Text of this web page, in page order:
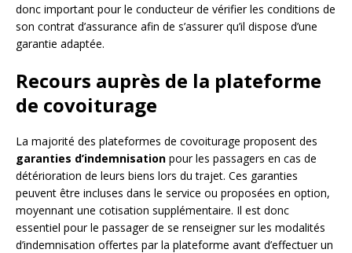
donc important pour le conducteur de vérifier les conditions de
son contrat d’assurance afin de s’assurer qu’il dispose d’une
garantie adaptée.
Recours auprès de la plateforme
de covoiturage
La majorité des plateformes de covoiturage proposent des
garanties d’indemnisation pour les passagers en cas de
détérioration de leurs biens lors du trajet. Ces garanties
peuvent être incluses dans le service ou proposées en option,
moyennant une cotisation supplémentaire. Il est donc
essentiel pour le passager de se renseigner sur les modalités
d’indemnisation offertes par la plateforme avant d’effectuer un